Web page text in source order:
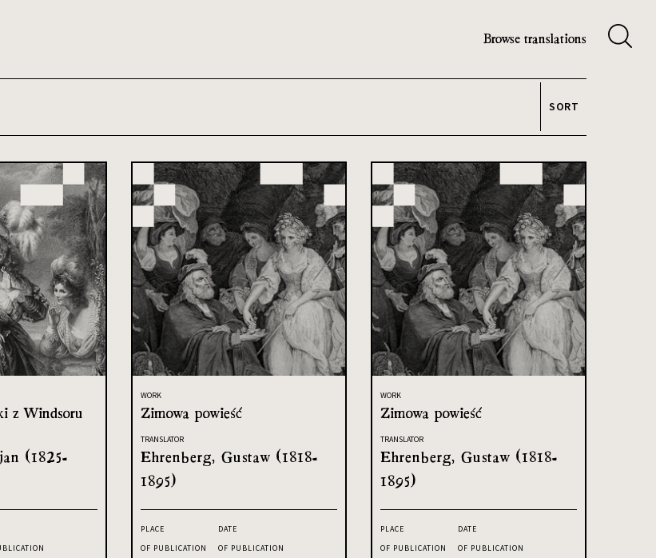
Browse translations
SORT
z Windsoru
(1825-
WORK
Zimowa powieść
TRANSLATOR
Ehrenberg, Gustaw (1818-
1895)
PLACE
OF PUBLICATION
DATE
OF PUBLICATION
WORK
Zimowa powieść
TRANSLATOR
Ehrenberg, Gustaw (1818-
1895)
PLACE
OF PUBLICATION
DATE
OF PUBLICATION